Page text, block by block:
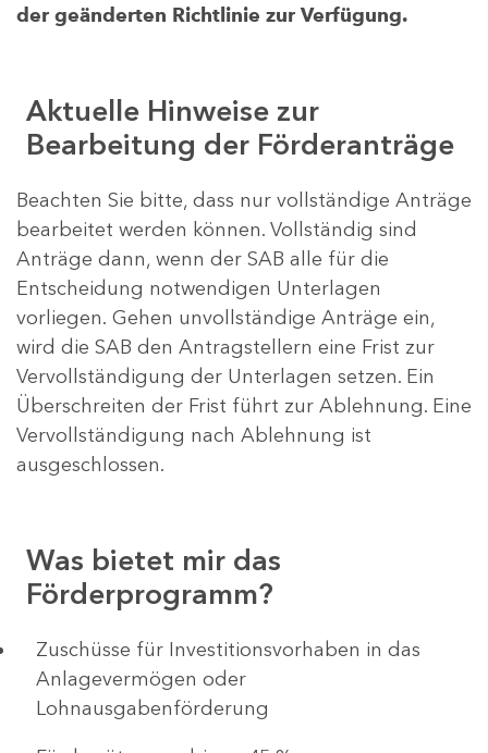
der geänderten Richtlinie zur Verfügung.
Aktuelle Hinweise zur
Bearbeitung der Förderanträge
Beachten Sie bitte, dass nur vollständige Anträge
bearbeitet werden können. Vollständig sind
Anträge dann, wenn der SAB alle für die
Entscheidung notwendigen Unterlagen
vorliegen. Gehen unvollständige Anträge ein,
wird die SAB den Antragstellern eine Frist zur
Vervollständigung der Unterlagen setzen. Ein
Überschreiten der Frist führt zur Ablehnung. Eine
Vervollständigung nach Ablehnung ist
ausgeschlossen.
Was bietet mir das
Förderprogramm?
​​​​​​Zuschüsse für Investitionsvorhaben in das
Anlagevermögen oder
Lohnausgabenförderung